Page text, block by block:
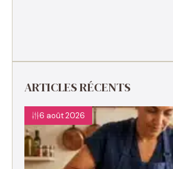
ARTICLES RÉCENTS
6 août 2026